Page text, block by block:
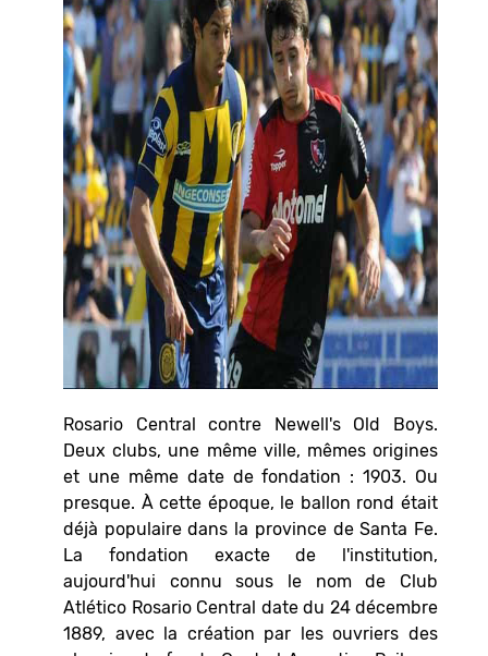
Rosario Central contre Newell's Old Boys.
Deux clubs, une même ville, mêmes origines
et une même date de fondation : 1903. Ou
presque. À cette époque, le ballon rond était
déjà populaire dans la province de Santa Fe.
La fondation exacte de l'institution,
aujourd'hui connu sous le nom de Club
Atlético Rosario Central date du 24 décembre
1889, avec la création par les ouvriers des